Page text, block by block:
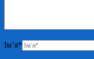
Ім’я*